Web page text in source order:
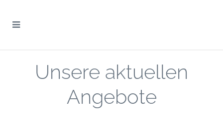
Unsere aktuellen
Angebote